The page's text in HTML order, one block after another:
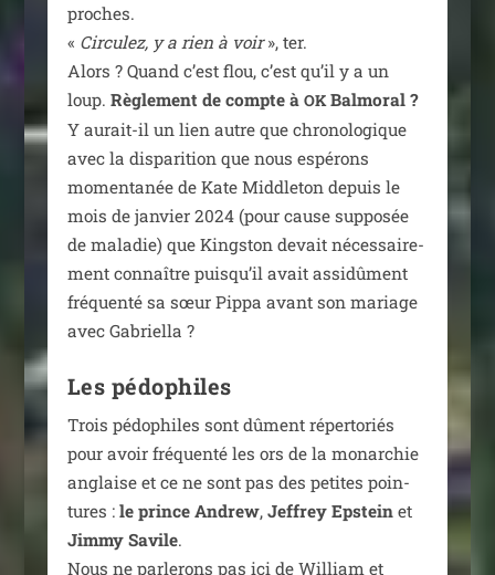
proches.
« Circulez, y a rien à voir», ter.
Alors ? Quand c’est flou, c’est qu’il y a un
loup. Règlement de compte à OKBalmoral ?
Y aurait-il un lien autre que chro­no­lo­gique
avec la dis­pa­ri­tion que nous espé­rons
momen­ta­née de Kate Middleton depuis le
mois de jan­vier 2024 (pour cause sup­po­sée
de mala­die) que Kingston devait néces­sai­re­
ment connaître puisqu’il avait assi­dû­ment
fré­quen­té sa sœur Pippa avant son mariage
avec Gabriella ?
Les pédophiles
Trois pédo­philes sont dûment réper­to­riés
pour avoir fré­quen­té les ors de la monar­chie
anglaise et ce ne sont pas des petites poin­
tures : le prince Andrew, Jeffrey Epsteinet
Jimmy Savile.
Nous ne par­le­rons pas ici de William et